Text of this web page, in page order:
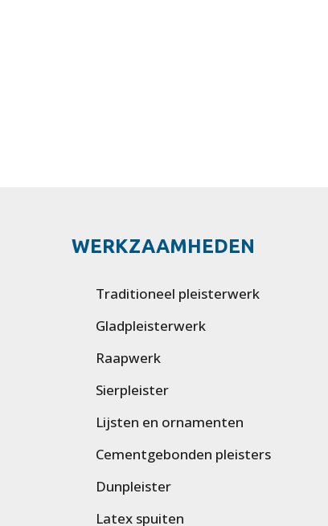
WERKZAAMHEDEN
Traditioneel pleisterwerk
Gladpleisterwerk
Raapwerk
Sierpleister
Lijsten en ornamenten
Cementgebonden pleisters
Dunpleister
Latex spuiten